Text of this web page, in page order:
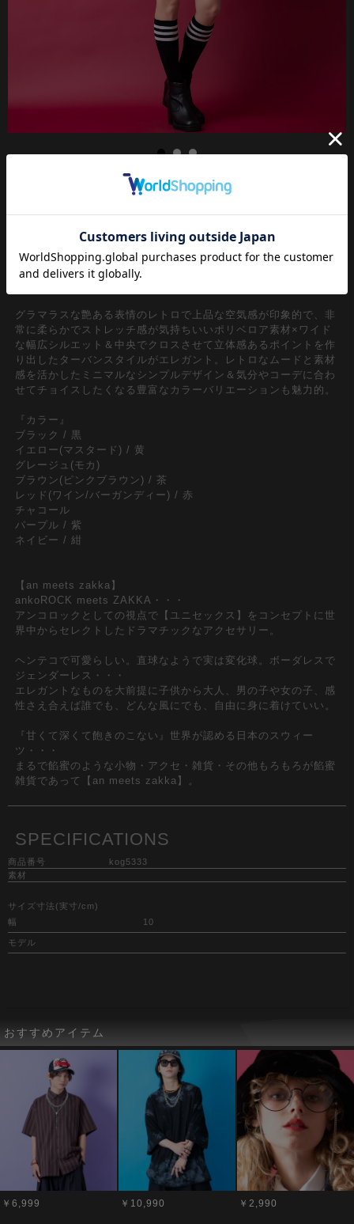
クラシカルかつオーセンティックな定番アイテムのヘアバンド。
ツジムやフェスなど様々な用途にワンポイントで取り入れられる
万能アクセサリー。アンティークな表情が逆に現代モードのハズ
シアイテムとして、古着ミックススタイルにも相性の良いレトロ
でクラシカルなニュアンス◎
グラマラスな艶ある表情のレトロで上品な空気感が印象的で、非
常に柔らかでストレッチ感が気持ちいいポリベロア素材×ワイド
な幅広シルエット＆中央でクロスさせて立体感あるポイントを作
り出したターバンスタイルがエレガント。レトロなムードと素材
感を活かしたミニマルなシンプルデザイン＆気分やコーデに合わ
せてチョイスしたくなる豊富なカラーバリエーションも魅力的。
『カラー』
ブラック / 黒
イエロー(マスタード) / 黄
グレージュ(モカ)
ブラウン(ピンクブラウン) / 茶
レッド(ワイン/バーガンディー) / 赤
チャコール
パープル / 紫
ネイビー / 紺
【an meets zakka】
ankoROCK meets ZAKKA・・・
アンコロックとしての視点で【ユニセックス】をコンセプトに世
界中からセレクトしたドラマチックなアクセサリー。
ヘンテコで可愛らしい。直球なようで実は変化球。ボーダレスで
ジェンダーレス・・・
エレガントなものを大前提に子供から大人、男の子や女の子、感
性さえ合えば誰でも、どんな風にでも、自由に身に着けていい。
『甘くて深くて飽きのこない』世界が認める日本のスウィー
ツ・・・
まるで餡蜜のような小物・アクセ・雑貨・その他もろもろが餡蜜
雑貨であって【an meets zakka】。
SPECIFICATIONS
商品番号
kog5333
素材
サイズ寸法(実寸/cm)
幅
10
モデル
おすすめアイテム
￥6,999 ￥10,990 ￥2,990